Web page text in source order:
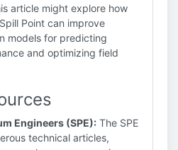
article might explore how
Point can improve
models for predicting
and optimizing field
Engineers (SPE): The SPE
technical articles,